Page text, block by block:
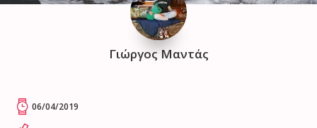
Γιώργος Μαντάς
06/04/2019